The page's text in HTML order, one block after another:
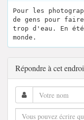
Pour les
de gens pour
trop d'eau. En
monde.
Répondre à cet